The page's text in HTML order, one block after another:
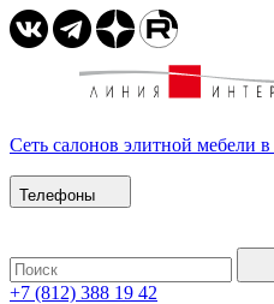
Сеть салонов элитной мебели
Телефоны
+7 (812) 388 19 42